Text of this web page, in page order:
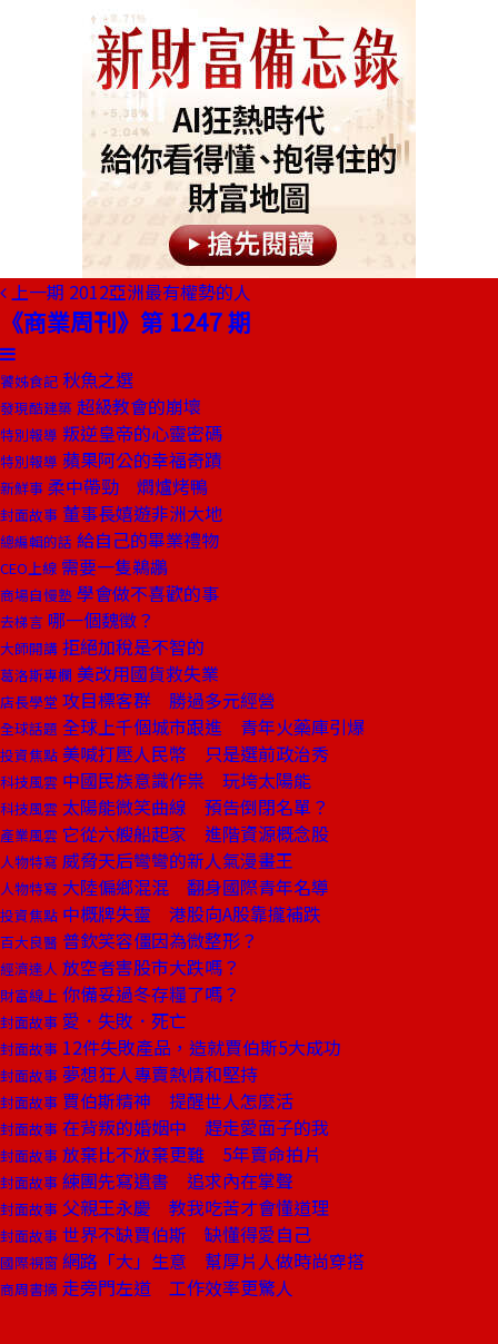
上一期 2012亞洲最有權勢的人
《商業周刊》第 1247 期
饕姊食記 秋魚之選
發現酷建築 超級教會的崩壞
特別報導 叛逆皇帝的心靈密碼
特別報導 蘋果阿公的幸福奇蹟
新鮮事 柔中帶勁 燜爐烤鴨
封面故事 董事長嬉遊非洲大地
總編輯的話 給自己的畢業禮物
CEO上線 需要一隻鵜鶘
商場自慢塾 學會做不喜歡的事
去梯言 哪一個魏徵？
大師開講 拒絕加稅是不智的
葛洛斯專欄 美改用國貨救失業
店長學堂 攻目標客群 勝過多元經營
全球話題 全球上千個城市跟進 青年火藥庫引爆
投資焦點 美喊打壓人民幣 只是選前政治秀
科技風雲 中國民族意識作祟 玩垮太陽能
科技風雲 太陽能微笑曲線 預告倒閉名單？
產業風雲 它從六艘船起家 進階資源概念股
人物特寫 威脅天后彎彎的新人氣漫畫王
人物特寫 大陸偏鄉混混 翻身國際青年名導
投資焦點 中概牌失靈 港股向A股靠攏補跌
百大良醫 普欽笑容僵因為微整形？
經濟達人 放空者害股市大跌嗎？
財富線上 你備妥過冬存糧了嗎？
封面故事 愛．失敗．死亡
封面故事 12件失敗產品，造就賈伯斯5大成功
封面故事 夢想狂人專賣熱情和堅持
封面故事 賈伯斯精神 提醒世人怎麼活
封面故事 在背叛的婚姻中 趕走愛面子的我
封面故事 放棄比不放棄更難 5年賣命拍片
封面故事 練團先寫遺書 追求內在掌聲
封面故事 父親王永慶 教我吃苦才會懂道理
封面故事 世界不缺賈伯斯 缺懂得愛自己
國際視窗 網路「大」生意 幫厚片人做時尚穿搭
商周書摘 走旁門左道 工作效率更驚人